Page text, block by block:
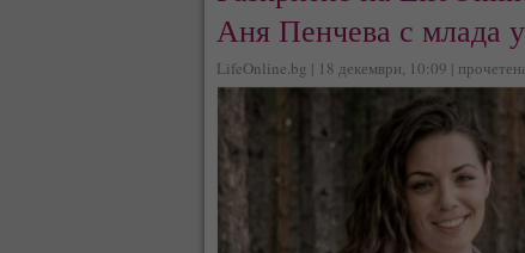
Аня Пенчева с млада
LifeOnline.bg | 18 декември, 10:09 |